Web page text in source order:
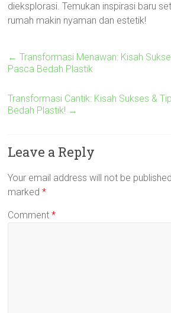
dieksplorasi. Temukan inspirasi baru
rumah makin nyaman dan estetik!
← Transformasi Menawan: Kisah
Pasca Bedah Plastik
Transformasi Cantik: Kisah Sukses &
Bedah Plastik! →
Leave a Reply
Your email address will not be
marked*
Comment*